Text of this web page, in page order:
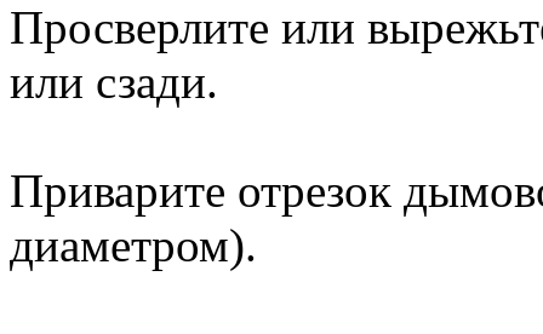
Просверлите или
или сзади.
Приварите отрезок
диаметром).